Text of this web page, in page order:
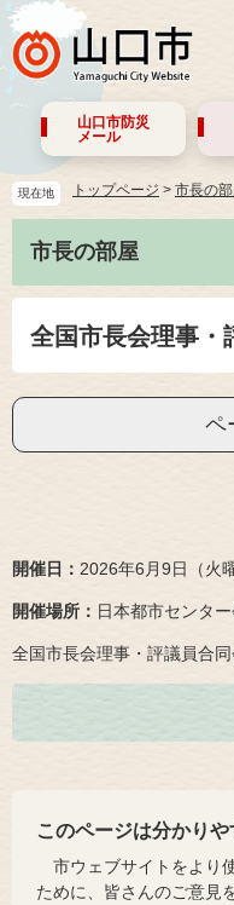
山口市防災
メール
現在地 トップページ > 市長の
市長の部屋
全国市長会理事・
ペ
開催日： 2026年6月9日（火
開催場所： 日本都市センタ
全国市長会理事・評議員合同
このページは分かり
市ウェブサイトをより
ために、皆さんのご意見